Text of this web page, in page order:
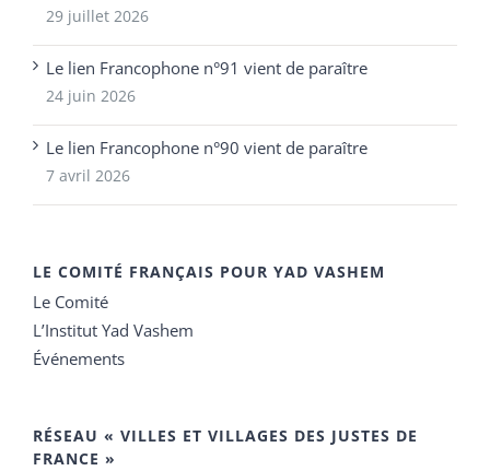
29 juillet 2026
Le lien Francophone n°91 vient de paraître
24 juin 2026
Le lien Francophone n°90 vient de paraître
7 avril 2026
LE COMITÉ FRANÇAIS POUR YAD VASHEM
Le Comité
L’Institut Yad Vashem
Événements
RÉSEAU « VILLES ET VILLAGES DES JUSTES DE
FRANCE »